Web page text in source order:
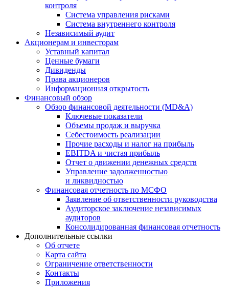
контроля
Система управления рисками
Система внутреннего контроля
Независимый аудит
Акционерам и инвесторам
Уставный капитал
Ценные бумаги
Дивиденды
Права акционеров
Информационная открытость
Финансовый обзор
Обзор финансовой деятельности (MD&A)
Ключевые показатели
Объемы продаж и выручка
Себестоимость реализации
Прочие расходы и налог на прибыль
EBITDA и чистая прибыль
Отчет о движении денежных средств
Управление задолженностью
и ликвидностью
Финансовая отчетность по МСФО
Заявление об ответственности руководства
Аудиторское заключение независимых
аудиторов
Консолидированная финансовая отчетность
Дополнительные ссылки
Об отчете
Карта сайта
Ограничение ответственности
Контакты
Приложения